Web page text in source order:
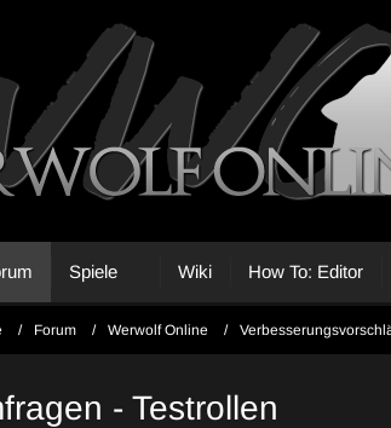
Spiele Wiki How To: Editor
Forum Werwolf Online
- Testrollen